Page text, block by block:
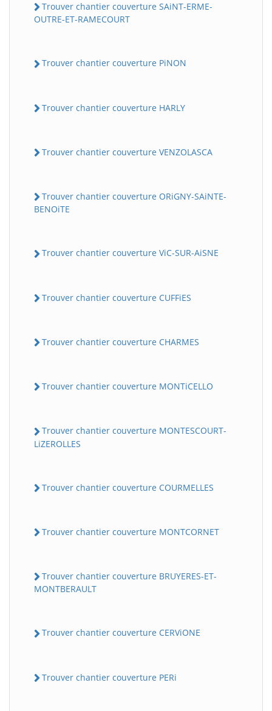
Trouver chantier couverture SAiNT-ERME-
OUTRE-ET-RAMECOURT
Trouver chantier couverture PiNON
Trouver chantier couverture HARLY
Trouver chantier couverture VENZOLASCA
Trouver chantier couverture ORiGNY-SAiNTE-
BENOiTE
Trouver chantier couverture ViC-SUR-AiSNE
Trouver chantier couverture CUFFiES
Trouver chantier couverture CHARMES
Trouver chantier couverture MONTiCELLO
Trouver chantier couverture MONTESCOURT-
LiZEROLLES
Trouver chantier couverture COURMELLES
Trouver chantier couverture MONTCORNET
Trouver chantier couverture BRUYERES-ET-
MONTBERAULT
Trouver chantier couverture CERViONE
Trouver chantier couverture PERi